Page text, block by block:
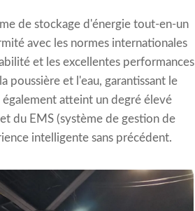
de stockage d'énergie tout-en-un
avec les normes internationales
et les excellentes performances
poussière et l'eau, garantissant le
atteint un degré élevé
du EMS (système de gestion de
intelligente sans précédent.